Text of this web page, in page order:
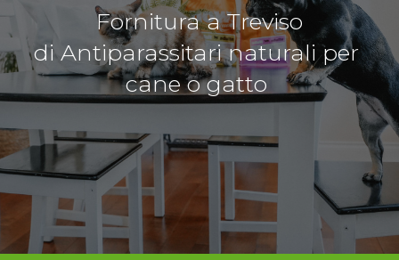
Fornitura a Treviso
di Antiparassitari naturali per
cane o gatto